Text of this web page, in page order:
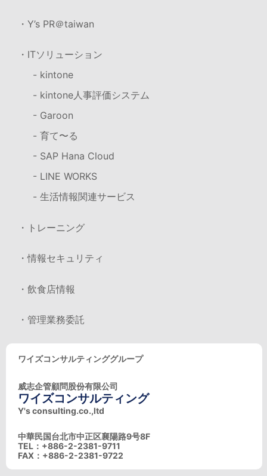
・Y’s PR＠taiwan
・ITソリューション
- kintone
- kintone人事評価システム
- Garoon
- 育て〜る
- SAP Hana Cloud
- LINE WORKS
- 生活情報関連サービス
・トレーニング
・情報セキュリティ
・飲食店情報
・管理業務委託
ワイズコンサルティンググループ
威志企管顧問股份有限公司
ワイズコンサルティング
Y's consulting.co.,ltd
中華民国台北市中正区襄陽路9号8F
TEL：+886-2-2381-9711
FAX：+886-2-2381-9722